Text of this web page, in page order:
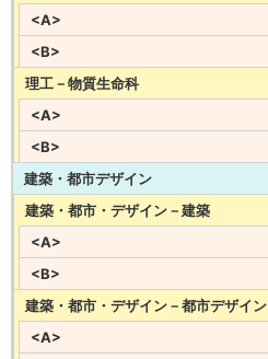
<A>
<B>
理工－物質生命科
<A>
<B>
建築・都市デザイン
建築・都市・デザイン－建築
<A>
<B>
建築・都市・デザイン－都市デザイン
<A>